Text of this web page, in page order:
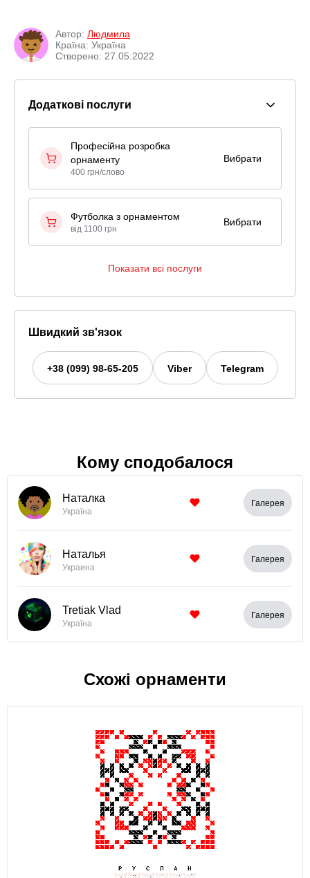
Автор: Людмила
Країна: Україна
Створено: 27.05.2022
Додаткові послуги
Професійна розробка
орнаменту
400 грн/слово
Вибрати
Футболка з орнаментом
від 1100 грн
Вибрати
Показати всі послуги
Швидкий зв'язок
+38 (099) 98-65-205 Viber Telegram
Кому сподобалося
Наталка
Україна
Галерея
Наталья
Украина
Галерея
Tretiak Vlad
Україна
Галерея
Схожі орнаменти